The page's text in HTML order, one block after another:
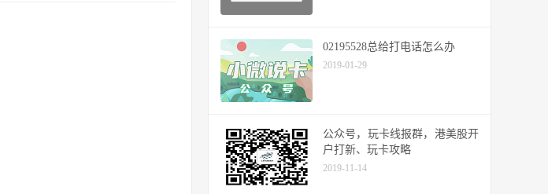
02195528总给打电话怎么办
2019-01-29
公众号，玩卡线报群，港美股开
户打新、玩卡攻略
2019-11-14